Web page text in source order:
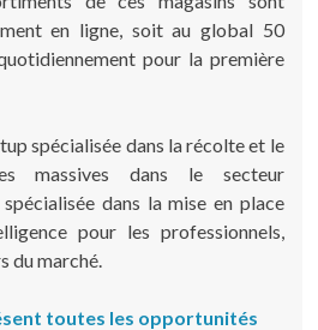
en ligne, soit au global 50
pour la première
spécialisée dans la récolte et le
massives dans le secteur
spécialisée dans la mise en place
pour les professionnels,
du marché.
toutes les opportunités